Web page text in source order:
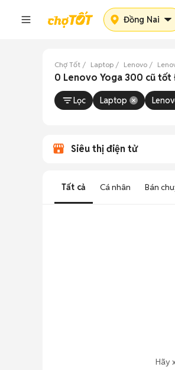
Đồng Nai
Chợ Tốt Laptop Lenovo
0 Lenovo Yoga 300 cũ tốt
Lọc Laptop
Siêu thị điện tử
Tất cả Cá nhân Bán
Hãy